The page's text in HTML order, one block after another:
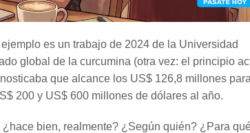
es un trabajo de 2024 de la Universidad
global de la curcumina (otra vez: el principio
que alcance los US$ 126,8 millones
200 y US$ 600 millones de dólares al año.
bien, realmente? ¿Según quién? ¿Para